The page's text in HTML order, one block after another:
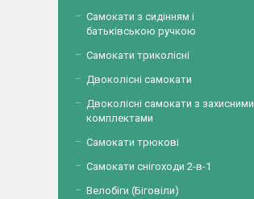
Самокати з сидінням і
батьківською ручкою
Самокати триколісні
Двоколісні самокати
Двоколісні самокати з захисними
комплектами
Самокати трюкові
Самокати снігоходи 2-в-1
Велобіги (Біговіли)